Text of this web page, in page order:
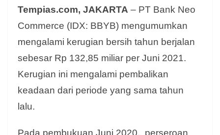
Tempias.com, JAKARTA – PT Bank Neo
Commerce (IDX: BBYB) mengumumkan
mengalami kerugian bersih tahun berjalan
sebesar Rp 132,85 miliar per Juni 2021.
Kerugian ini mengalami pembalikan
keadaan dari periode yang sama tahun
lalu.
Pada pembukuan Juni 2020, perseroan